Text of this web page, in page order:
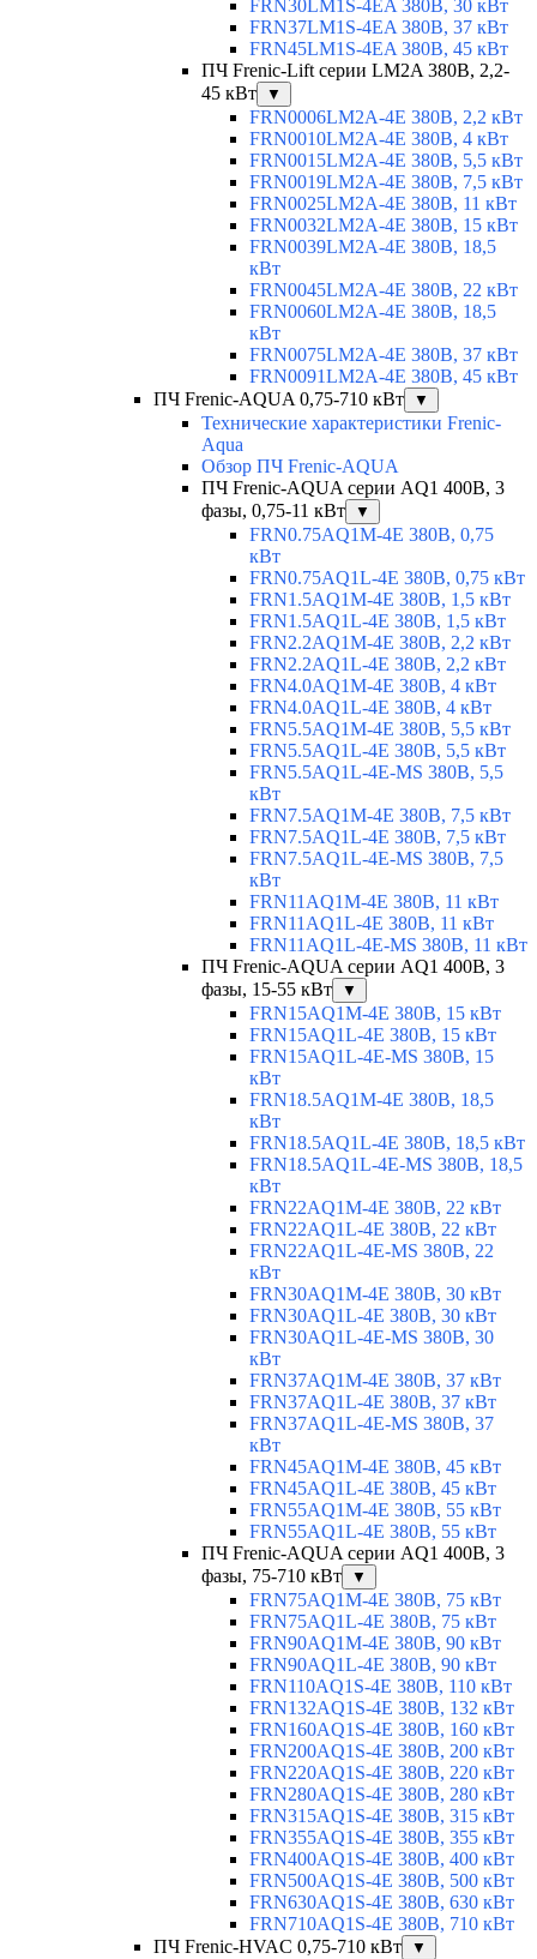
FRN30LM1S-4EA 380В, 30 кВт
FRN37LM1S-4EA 380В, 37 кВт
FRN45LM1S-4EA 380В, 45 кВт
ПЧ Frenic-Lift серии LM2A 380В, 2,2-
45 кВт
▼
FRN0006LM2A-4E 380В, 2,2 кВт
FRN0010LM2A-4E 380В, 4 кВт
FRN0015LM2A-4E 380В, 5,5 кВт
FRN0019LM2A-4E 380В, 7,5 кВт
FRN0025LM2A-4E 380В, 11 кВт
FRN0032LM2A-4E 380В, 15 кВт
FRN0039LM2A-4E 380В, 18,5
кВт
FRN0045LM2A-4E 380В, 22 кВт
FRN0060LM2A-4E 380В, 18,5
кВт
FRN0075LM2A-4E 380В, 37 кВт
FRN0091LM2A-4E 380В, 45 кВт
ПЧ Frenic-AQUA 0,75-710 кВт
▼
Технические характеристики Frenic-
Aqua
Обзор ПЧ Frenic-AQUA
ПЧ Frenic-AQUA серии AQ1 400В, 3
фазы, 0,75-11 кВт
▼
FRN0.75AQ1M-4E 380В, 0,75
кВт
FRN0.75AQ1L-4E 380В, 0,75 кВт
FRN1.5AQ1M-4E 380В, 1,5 кВт
FRN1.5AQ1L-4E 380В, 1,5 кВт
FRN2.2AQ1M-4E 380В, 2,2 кВт
FRN2.2AQ1L-4E 380В, 2,2 кВт
FRN4.0AQ1M-4E 380В, 4 кВт
FRN4.0AQ1L-4E 380В, 4 кВт
FRN5.5AQ1M-4E 380В, 5,5 кВт
FRN5.5AQ1L-4E 380В, 5,5 кВт
FRN5.5AQ1L-4E-MS 380В, 5,5
кВт
FRN7.5AQ1M-4E 380В, 7,5 кВт
FRN7.5AQ1L-4E 380В, 7,5 кВт
FRN7.5AQ1L-4E-MS 380В, 7,5
кВт
FRN11AQ1M-4E 380В, 11 кВт
FRN11AQ1L-4E 380В, 11 кВт
FRN11AQ1L-4E-MS 380В, 11 кВт
ПЧ Frenic-AQUA серии AQ1 400В, 3
фазы, 15-55 кВт
▼
FRN15AQ1M-4E 380В, 15 кВт
FRN15AQ1L-4E 380В, 15 кВт
FRN15AQ1L-4E-MS 380В, 15
кВт
FRN18.5AQ1M-4E 380В, 18,5
кВт
FRN18.5AQ1L-4E 380В, 18,5 кВт
FRN18.5AQ1L-4E-MS 380В, 18,5
кВт
FRN22AQ1M-4E 380В, 22 кВт
FRN22AQ1L-4E 380В, 22 кВт
FRN22AQ1L-4E-MS 380В, 22
кВт
FRN30AQ1M-4E 380В, 30 кВт
FRN30AQ1L-4E 380В, 30 кВт
FRN30AQ1L-4E-MS 380В, 30
кВт
FRN37AQ1M-4E 380В, 37 кВт
FRN37AQ1L-4E 380В, 37 кВт
FRN37AQ1L-4E-MS 380В, 37
кВт
FRN45AQ1M-4E 380В, 45 кВт
FRN45AQ1L-4E 380В, 45 кВт
FRN55AQ1M-4E 380В, 55 кВт
FRN55AQ1L-4E 380В, 55 кВт
ПЧ Frenic-AQUA серии AQ1 400В, 3
фазы, 75-710 кВт
▼
FRN75AQ1M-4E 380В, 75 кВт
FRN75AQ1L-4E 380В, 75 кВт
FRN90AQ1M-4E 380В, 90 кВт
FRN90AQ1L-4E 380В, 90 кВт
FRN110AQ1S-4E 380В, 110 кВт
FRN132AQ1S-4E 380В, 132 кВт
FRN160AQ1S-4E 380В, 160 кВт
FRN200AQ1S-4E 380В, 200 кВт
FRN220AQ1S-4E 380В, 220 кВт
FRN280AQ1S-4E 380В, 280 кВт
FRN315AQ1S-4E 380В, 315 кВт
FRN355AQ1S-4E 380В, 355 кВт
FRN400AQ1S-4E 380В, 400 кВт
FRN500AQ1S-4E 380В, 500 кВт
FRN630AQ1S-4E 380В, 630 кВт
FRN710AQ1S-4E 380В, 710 кВт
ПЧ Frenic-HVAC 0,75-710 кВт
▼